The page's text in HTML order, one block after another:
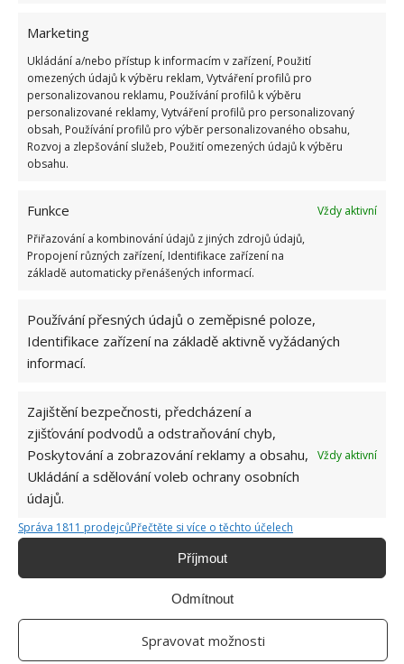
Marketing
Ukládání a/nebo přístup k informacím v zařízení, Použití
omezených údajů k výběru reklam, Vytváření profilů pro
personalizovanou reklamu, Používání profilů k výběru
personalizované reklamy, Vytváření profilů pro personalizovaný
obsah, Používání profilů pro výběr personalizovaného obsahu,
Rozvoj a zlepšování služeb, Použití omezených údajů k výběru
obsahu.
Funkce
Vždy aktivní
Přiřazování a kombinování údajů z jiných zdrojů údajů,
Propojení různých zařízení, Identifikace zařízení na
základě automaticky přenášených informací.
Používání přesných údajů o zeměpisné poloze,
Identifikace zařízení na základě aktivně vyžádaných
informací.
Zajištění bezpečnosti, předcházení a
zjišťování podvodů a odstraňování chyb,
Poskytování a zobrazování reklamy a obsahu,
Ukládání a sdělování voleb ochrany osobních
údajů.
Vždy aktivní
Správa 1811 prodejcůPřečtěte si více o těchto účelech
Příjmout
Odmítnout
Spravovat možnosti
Na BydlímeÚtulně jsme pro vás rovněž sepsali, jak
se v domácnosti vypořádat humánním způsobem
pavouky.
DOMÁCNOST
KOMENTOVAT
Hana Musilová